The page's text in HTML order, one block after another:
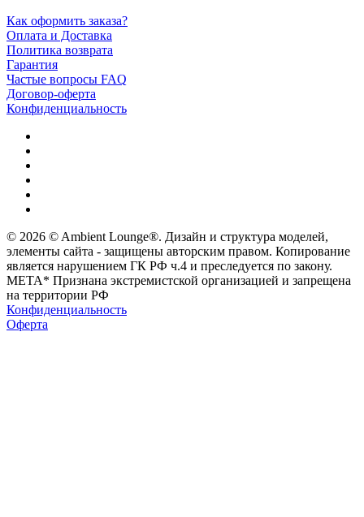
Как оформить заказа?
Оплата и Доставка
Политика возврата
Гарантия
Частые вопросы FAQ
Договор-оферта
Конфиденциальность
© 2026 © Ambient Lounge®. Дизайн и структура моделей,
элементы сайта - защищены авторским правом. Копирование
является нарушением ГК РФ ч.4 и преследуется по закону.
МЕТА* Признана экстремистской организацией и запрещена
на территории РФ
Конфиденциальность
Оферта